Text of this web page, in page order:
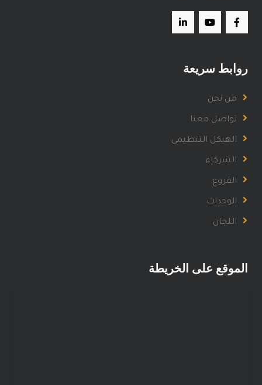
روابط سريعة
من نحن
تواصل معنا
الهيكل التنظيمي
الشركاء
الفروع
الوحدات
اللجان
الموقع على الخريطة